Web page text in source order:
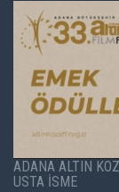
ADANA ALTIN
USTA İSME